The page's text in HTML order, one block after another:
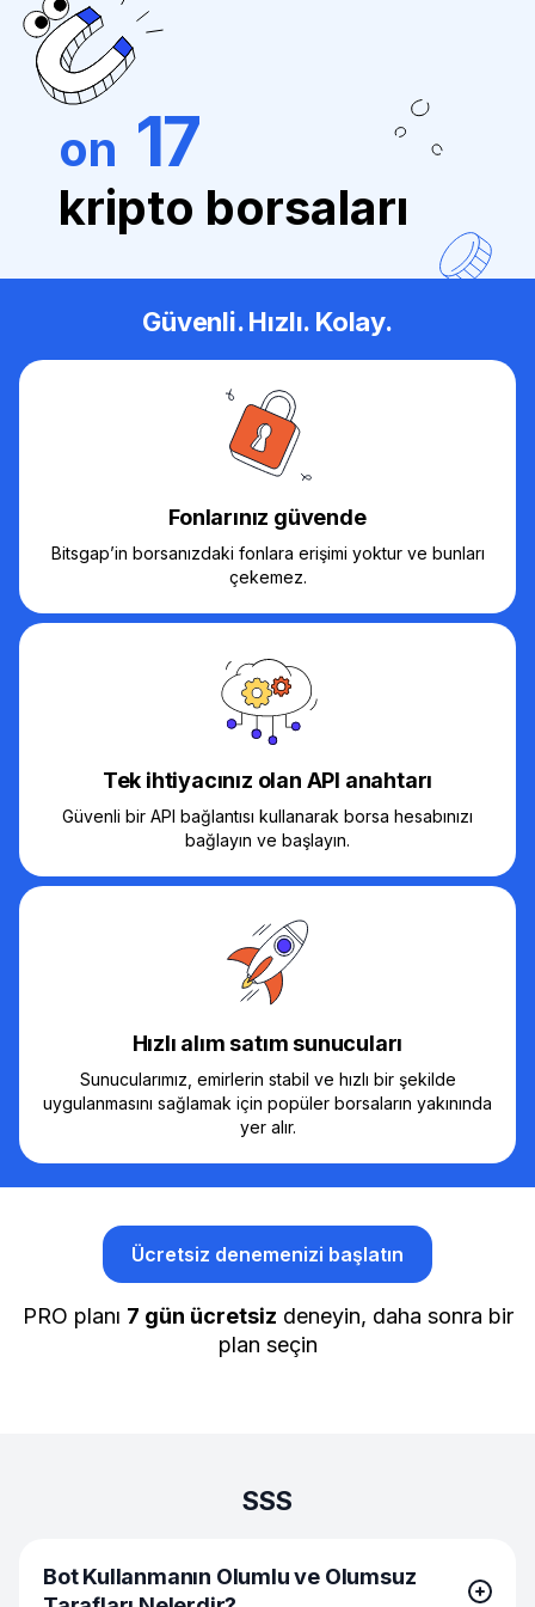
on 17
kripto borsaları
Güvenli. Hızlı. Kolay.
Fonlarınız güvende
Bitsgap’in borsanızdaki fonlara erişimi yoktur ve bunları
çekemez.
Tek ihtiyacınız olan API anahtarı
Güvenli bir API bağlantısı kullanarak borsa hesabınızı
bağlayın ve başlayın.
Hızlı alım satım sunucuları
Sunucularımız, emirlerin stabil ve hızlı bir şekilde
uygulanmasını sağlamak için popüler borsaların yakınında
yer alır.
Ücretsiz denemenizi başlatın
PRO planı 7 gün ücretsiz deneyin, daha sonra bir
plan seçin
SSS
Bot Kullanmanın Olumlu ve Olumsuz